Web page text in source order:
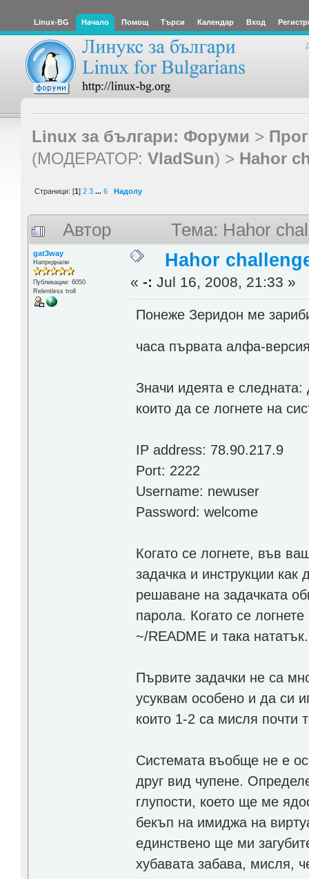
Linux-BG Начало Помощ Търси Календар Вход
Linux за българи: Форуми >
(МОДЕРАТОР: VladSun) > Hahor
Страници: [1] 2 3 ... 6 Надолу
Автор Тема: Hahor
gat3way
Напреднали
Публикации: 6050
Relentless troll
Hahor
«-: Jul 16, 2008, 21:33 »
Понеже Зеридон ме
часа първата алфа-
Значи идеята е
които да се логнете на
IP address: 78.90.217.9
Port: 2222
Username: newuser
Password: welcome
Когато се логнете, във
задачка и инструкции
решаване на задачката
парола. Когато се
~/README и така нататък.
Първите задачки не са
усуквам особено и да си
които 1-2 са мисля почти
Системата въобще не е
друг вид чупене.
глупости, което ще ме
бекъп на имиджа на
единствено ще ми
хубавата забава, мисля,